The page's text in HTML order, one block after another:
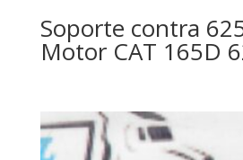
Soporte contra
Motor CAT 165D